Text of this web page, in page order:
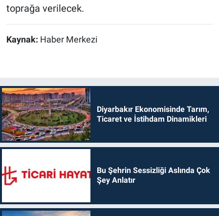
toprağa verilecek.
Kaynak: Haber Merkezi
Diyarbakır Ekonomisinde Tarım,
Ticaret ve İstihdam Dinamikleri
Bu Şehrin Sessizliği Aslında Çok
Şey Anlatır